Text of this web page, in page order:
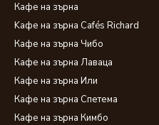
Кафе на зърна
Kафе на зърна Cafés Richard
Кафе на зърна Чибо
Кафе на зърна Лаваца
Кафе на зърна Или
Кафе на зърна Спетема
Кафе на зърна Кимбо